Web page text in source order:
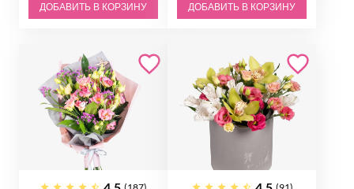
ДОБАВИТЬ В КОРЗИНУ ДОБАВИТЬ В КОРЗИНУ